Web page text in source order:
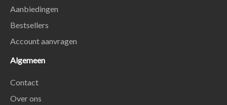
Aanbiedingen
Bestsellers
Account aanvragen
Algemeen
Contact
Over ons